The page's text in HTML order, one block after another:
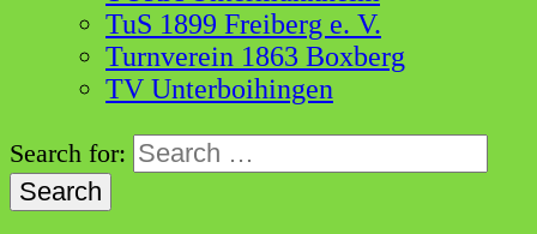
TuS 1899 Freiberg e. V.
Turnverein 1863 Boxberg
TV Unterboihingen
Search for: